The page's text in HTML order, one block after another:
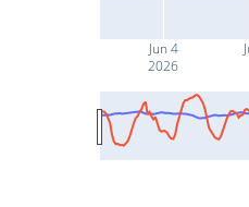
Jun 4
2026